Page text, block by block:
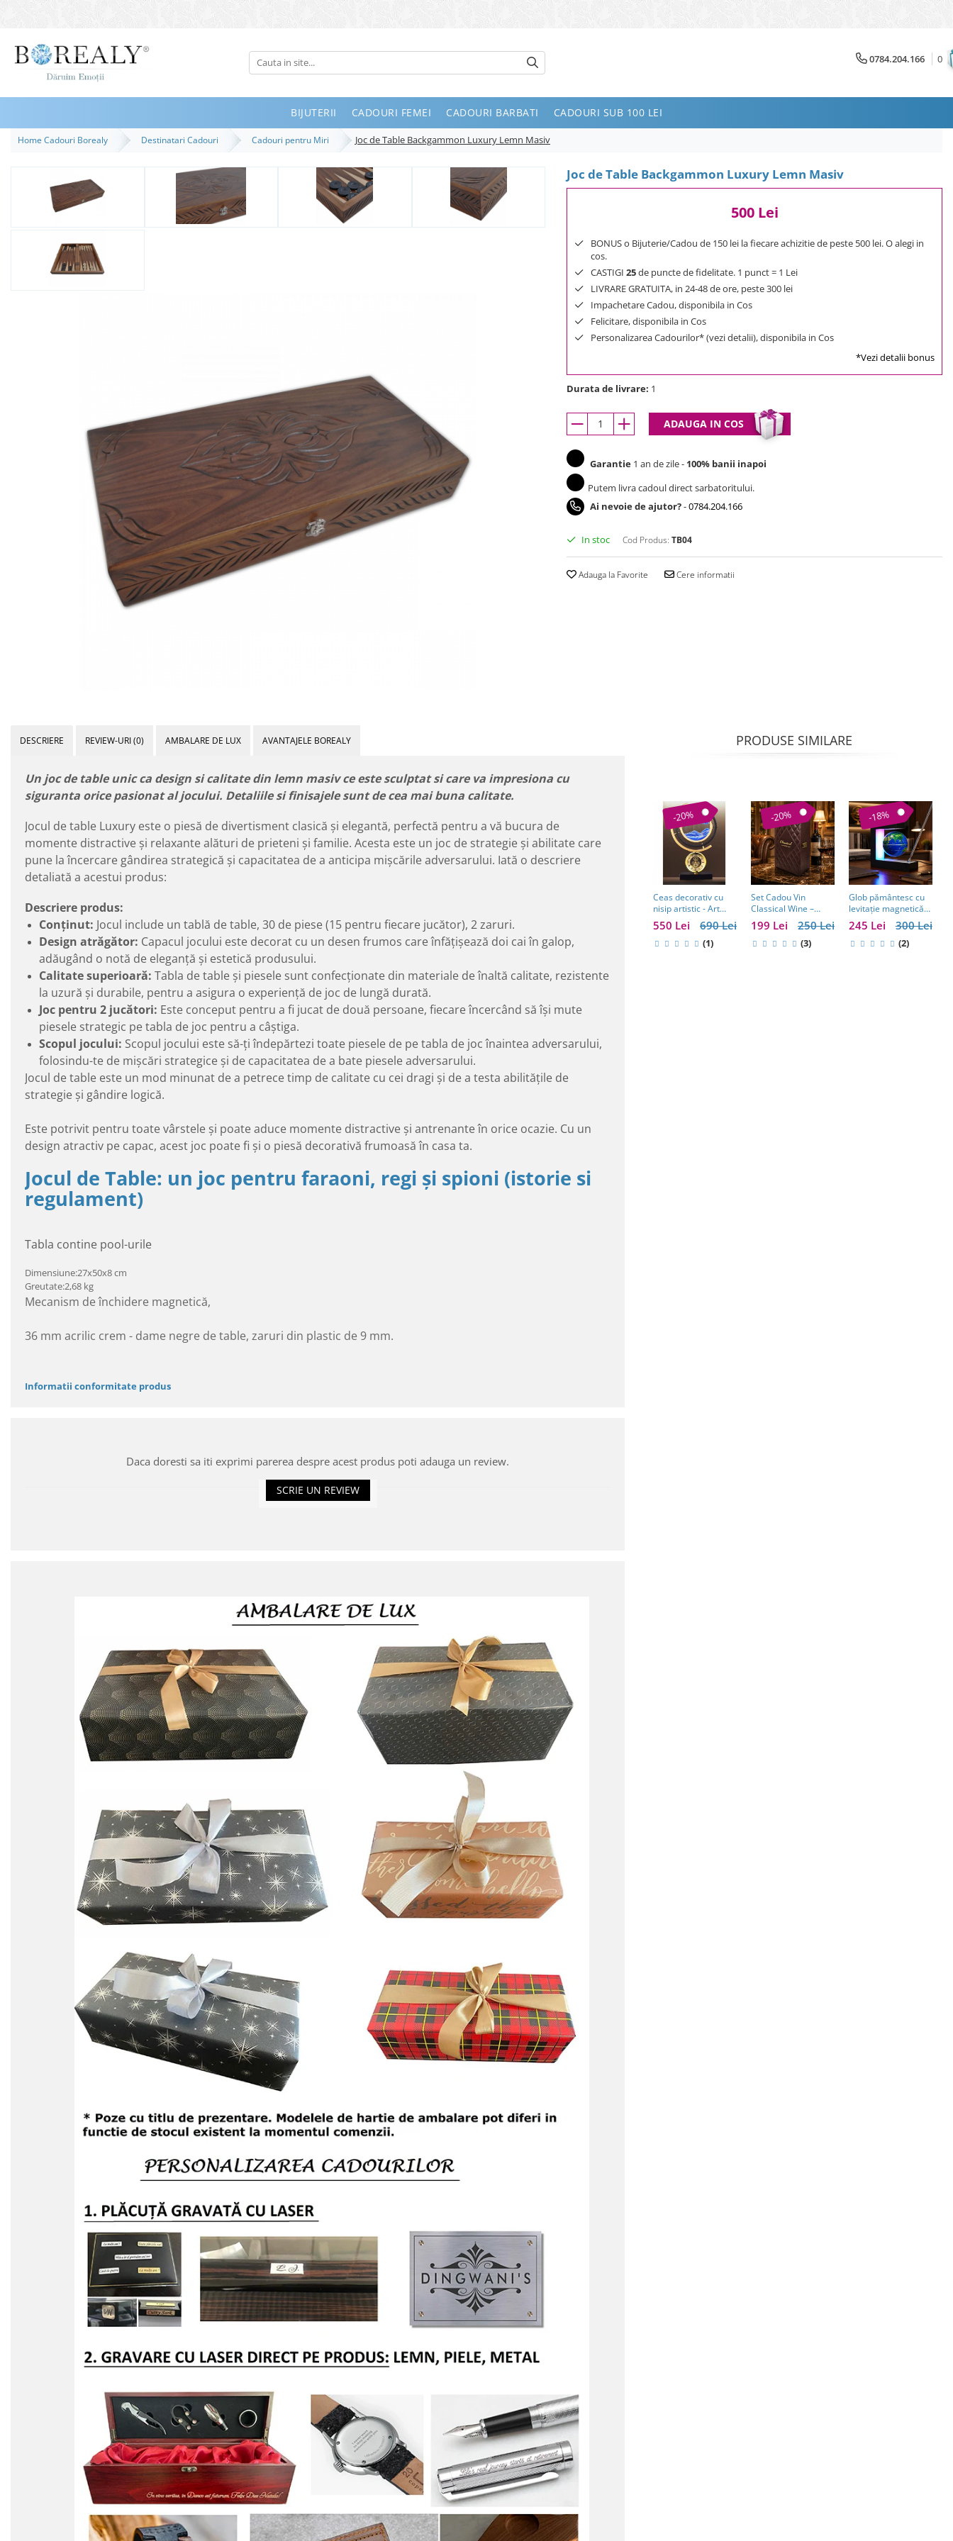
Bijuterii
Inele
Bratari
Destinatari
Bijuterii Femei
Cele mai votate
0784.204.166 0
BIJUTERII CADOURI FEMEI CADOURI BARBATI CADOURI SUB 100 LEI
Home Cadouri Borealy Destinatari Cadouri Cadouri pentru Miri Joc de Table Backgammon Luxury Lemn Masiv
Joc de Table Backgammon Luxury Lemn Masiv
500 Lei
BONUS o Bijuterie/Cadou de 150 lei la fiecare achizitie de peste 500 lei. O alegi in
cos.
CASTIGI 25de puncte de fidelitate. 1 punct = 1 Lei
LIVRARE GRATUITA, in 24-48 de ore, peste 300 lei
Impachetare Cadou, disponibila in Cos
Felicitare, disponibila in Cos
Personalizarea Cadourilor* (vezi detalii), disponibila in Cos
*Vezi detalii bonus
Durata de livrare: 1
ADAUGA IN COS
Garantie 1 an de zile - 100% banii inapoi
Putem livra cadoul direct sarbatoritului.
Ai nevoie de ajutor?-0784.204.166
In stoc Cod Produs: TB04
Adauga la Favorite Cere informatii
DESCRIERE REVIEW-URI(0) AMBALARE DE LUX AVANTAJELE BOREALY
Un joc de table unic ca design si calitate din lemn masiv ce este sculptat si care va impresiona cu
siguranta orice pasionat al jocului. Detaliile si finisajele sunt de cea mai buna calitate.
Jocul de table Luxury este o piesă de divertisment clasică și elegantă, perfectă pentru a vă bucura de
momente distractive și relaxante alături de prieteni și familie. Acesta este un joc de strategie și abilitate care
pune la încercare gândirea strategică și capacitatea de a anticipa mișcările adversarului. Iată o descriere
detaliată a acestui produs:
Descriere produs:
Conținut: Jocul include un tablă de table, 30 de piese (15 pentru fiecare jucător), 2 zaruri.
Design atrăgător: Capacul jocului este decorat cu un desen frumos care înfățișează doi cai în galop,
adăugând o notă de eleganță și estetică produsului.
Calitate superioară: Tabla de table și piesele sunt confecționate din materiale de înaltă calitate, rezistente
la uzură și durabile, pentru a asigura o experiență de joc de lungă durată.
Joc pentru 2 jucători: Este conceput pentru a fi jucat de două persoane, fiecare încercând să își mute
piesele strategic pe tabla de joc pentru a câștiga.
Scopul jocului: Scopul jocului este să-ți îndepărtezi toate piesele de pe tabla de joc înaintea adversarului,
folosindu-te de mișcări strategice și de capacitatea de a bate piesele adversarului.
Jocul de table este un mod minunat de a petrece timp de calitate cu cei dragi și de a testa abilitățile de
strategie și gândire logică.
Este potrivit pentru toate vârstele și poate aduce momente distractive și antrenante în orice ocazie. Cu un
design atractiv pe capac, acest joc poate fi și o piesă decorativă frumoasă în casa ta.
Jocul de Table: un joc pentru faraoni, regi și spioni (istorie si
regulament)
Tabla contine pool-urile
Dimensiune:27x50x8 cm
Greutate:2,68 kg
Mecanism de închidere magnetică,
36 mm acrilic crem - dame negre de table, zaruri din plastic de 9 mm.
Informatii conformitate produs
Daca doresti sa iti exprimi parerea despre acest produs poti adauga un review.
SCRIE UN REVIEW
PRODUSE SIMILARE
-20%
Ceas decorativ cu
nisip artistic - Art
Table Clock
690 Lei
550 Lei
(1)
-20%
Set Cadou Vin
Classical Wine –
Casetă Elegantă cu
Accesorii pentru Vin
250 Lei
199 Lei
(3)
-18%
Glob pământesc cu
levitație magnetică
și pix – cadou
business pentru
bărbați pasionați de
300 Lei
245 Lei
(2)